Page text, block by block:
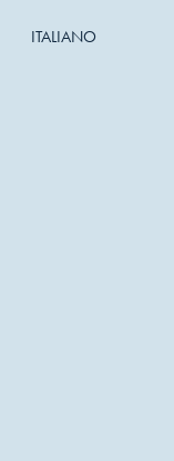
ITALIANO